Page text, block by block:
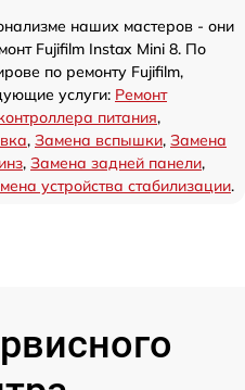
наших мастеров - они
Fujifilm Instax Mini 8. По
по ремонту Fujifilm,
услуги: Ремонт
питания,
, Замена вспышки, Замена
, Замена задней панели,
устройства стабилизации.